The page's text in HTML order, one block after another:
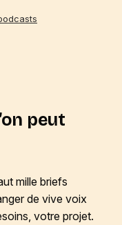
peut
mille briefs
de vive voix
votre projet.